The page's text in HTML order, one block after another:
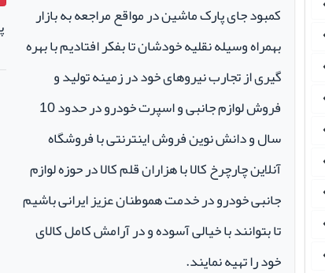
کمبود جای پارک ماشین در مواقع مراجعه به بازار
بهمراه وسیله نقلیه خودشان تا بفکر افتادیم با بهره
گیری از تجارب نیروهای خود در زمینه تولید و
فروش لوازم جانبی و اسپرت خودرو در حدود 10
سال و دانش نوین فروش اینترنتی با فروشگاه
آنلاین چارچرخ کالا با هزاران قلم کالا در حوزه لوازم
جانبی خودرو در خدمت هموطنان عزیز ایرانی باشیم
تا بتوانند با خیالی آسوده و در آرامش کامل کالای
خود را تهیه نمایند.